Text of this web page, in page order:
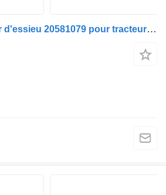
Volvo premier carter d'essieu 20581079 pour tracteur routier Volvo FH13